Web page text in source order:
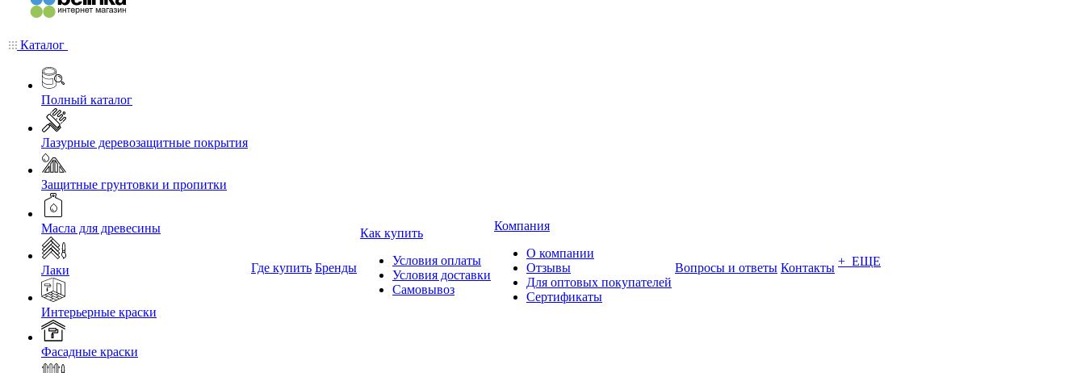
Каталог
Полный каталог
Лазурные деревозащитные покрытия
Защитные грунтовки и пропитки
Масла для древесины
Лаки
Интерьерные краски
Фасадные краски
Где купить Бренды
Как купить
Условия оплаты
Условия доставки
Самовывоз
Компания
О компании
Отзывы
Для оптовых покупателей
Сертификаты
Вопросы и ответы Контакты + ЕЩЕ